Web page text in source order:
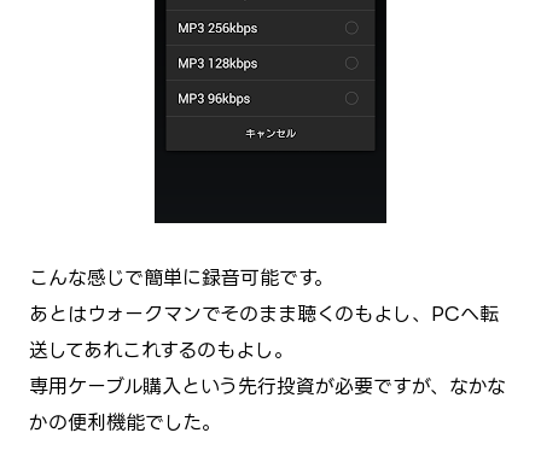
こんな感じで簡単に録音可能です。
あとはウォークマンでそのまま聴くのもよし、PCへ転
送してあれこれするのもよし。
専用ケーブル購入という先行投資が必要ですが、なかな
かの便利機能でした。